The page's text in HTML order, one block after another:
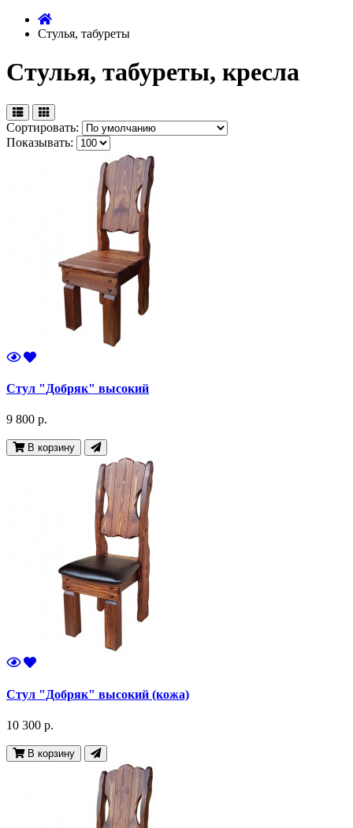
Стулья, табуреты
Стулья, табуреты, кресла
Сортировать:
Показывать:
Стул "Добряк" высокий
9 800 р.
В корзину
Стул "Добряк" высокий (кожа)
10 300 р.
В корзину